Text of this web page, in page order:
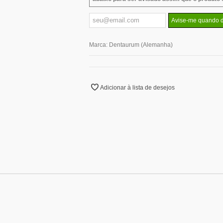
Avise-me quando
Marca: Dentaurum (Alemanha)
Adicionar à lista de desejos